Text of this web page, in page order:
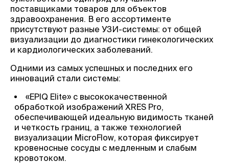
поставщиками товаров для объектов
здравоохранения. В его ассортименте
присутствуют разные УЗИ-системы: от общей
визуализации до диагностики гинекологических
и кардиологических заболеваний.
Одними из самых успешных и последних его
инноваций стали системы:
«EPIQ Elite» с высококачественной
обработкой изображений XRES Pro,
обеспечивающей идеальную видимость тканей
и четкость границ, а также технологией
визуализации MicroFlow, которая фиксирует
кровеносные сосуды с медленным и слабым
кровотоком.